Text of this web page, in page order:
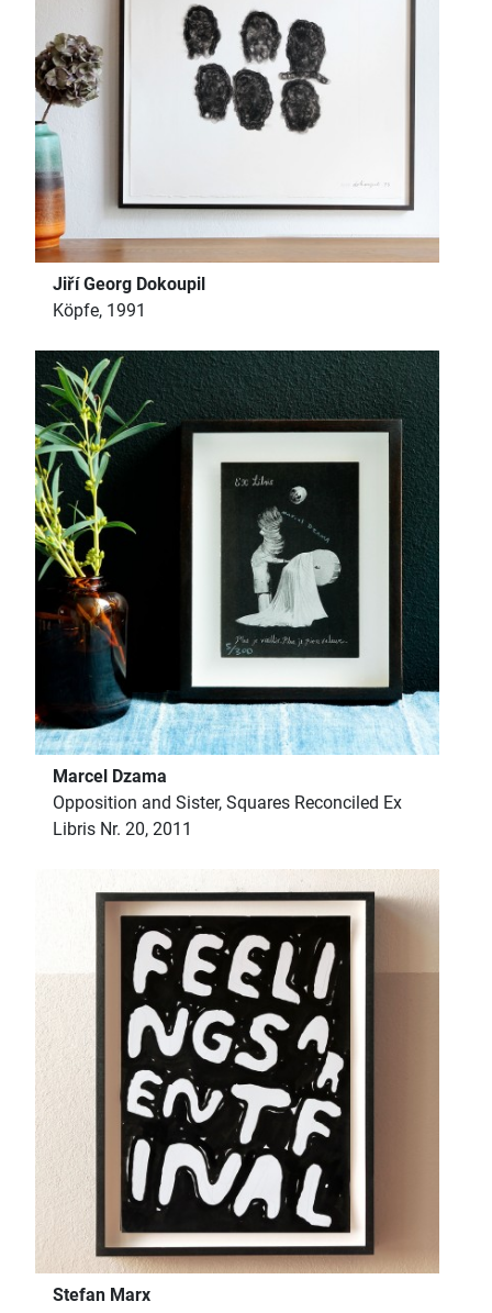
Jiří Georg Dokoupil
Köpfe, 1991
Marcel Dzama
Opposition and Sister, Squares Reconciled Ex
Libris Nr. 20, 2011
Stefan Marx